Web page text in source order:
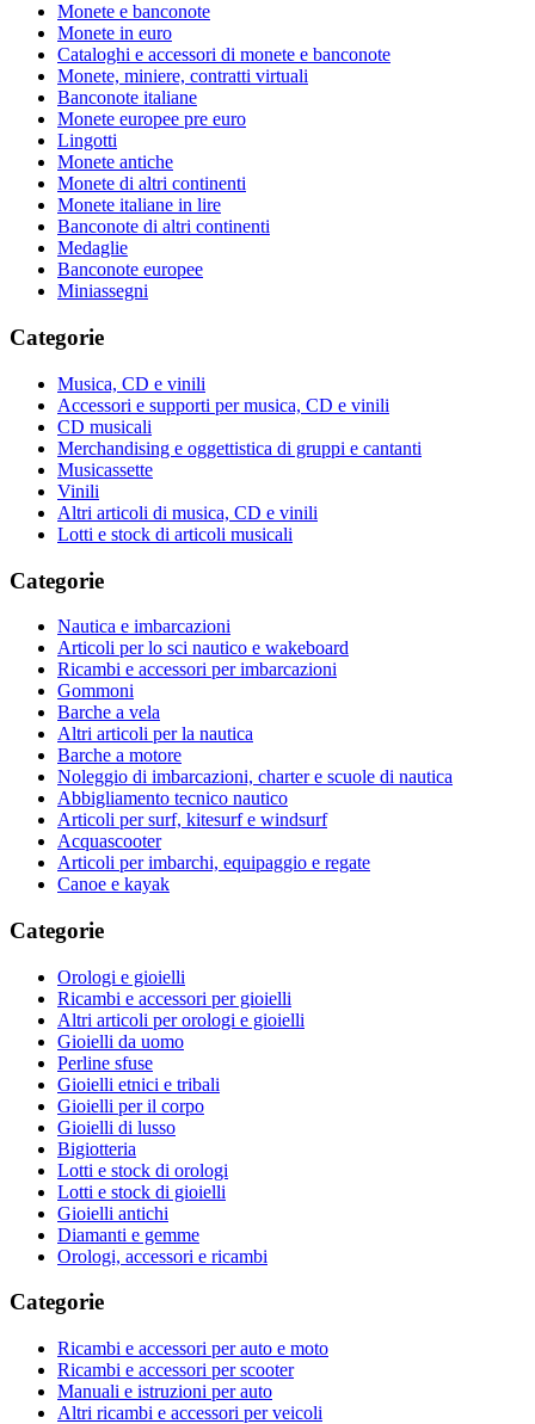
Monete e banconote
Monete in euro
Cataloghi e accessori di monete e banconote
Monete, miniere, contratti virtuali
Banconote italiane
Monete europee pre euro
Lingotti
Monete antiche
Monete di altri continenti
Monete italiane in lire
Banconote di altri continenti
Medaglie
Banconote europee
Miniassegni
Categorie
Musica, CD e vinili
Accessori e supporti per musica, CD e vinili
CD musicali
Merchandising e oggettistica di gruppi e cantanti
Musicassette
Vinili
Altri articoli di musica, CD e vinili
Lotti e stock di articoli musicali
Categorie
Nautica e imbarcazioni
Articoli per lo sci nautico e wakeboard
Ricambi e accessori per imbarcazioni
Gommoni
Barche a vela
Altri articoli per la nautica
Barche a motore
Noleggio di imbarcazioni, charter e scuole di nautica
Abbigliamento tecnico nautico
Articoli per surf, kitesurf e windsurf
Acquascooter
Articoli per imbarchi, equipaggio e regate
Canoe e kayak
Categorie
Orologi e gioielli
Ricambi e accessori per gioielli
Altri articoli per orologi e gioielli
Gioielli da uomo
Perline sfuse
Gioielli etnici e tribali
Gioielli per il corpo
Gioielli di lusso
Bigiotteria
Lotti e stock di orologi
Lotti e stock di gioielli
Gioielli antichi
Diamanti e gemme
Orologi, accessori e ricambi
Categorie
Ricambi e accessori per auto e moto
Ricambi e accessori per scooter
Manuali e istruzioni per auto
Altri ricambi e accessori per veicoli